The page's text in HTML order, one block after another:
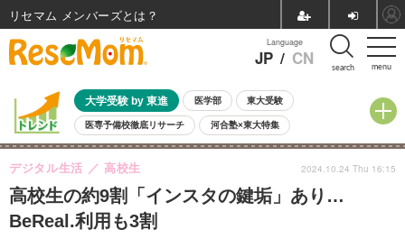
menu
Language
JP / CN search
大学受験 by 東進 医学部 東大受験
医専予備校徹底リサーチ 河合塾×東大特集
親子で考える大学選び 高校受験 中学受験 小学校受験
共通テスト 夏休み
8月開催イベント・WS 全国公立高校 過去問 人気記事
自由研究教材（小学生向け）
高校生の約9割「インスタの鍵垢」あり…
BeReal.利用も3割
デジタル生活 高校生 2024.10.24 Thu 16:15
リセマム メンバーズ